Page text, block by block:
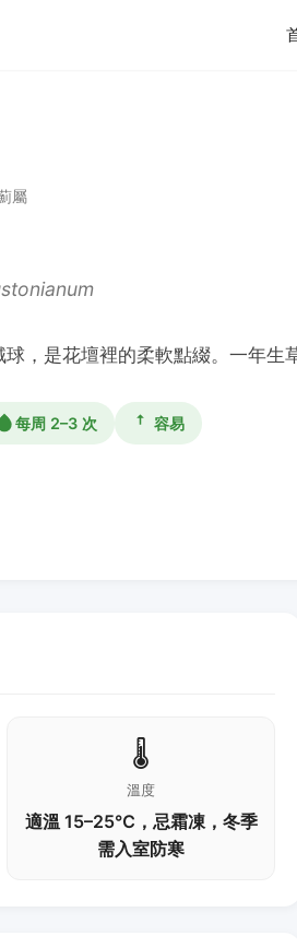
屬
，是花壇裡的柔軟點綴。一年生
每周 2–3 次 容易
🌡️
溫度
適溫 15–25℃，忌霜凍，冬季
需入室防寒